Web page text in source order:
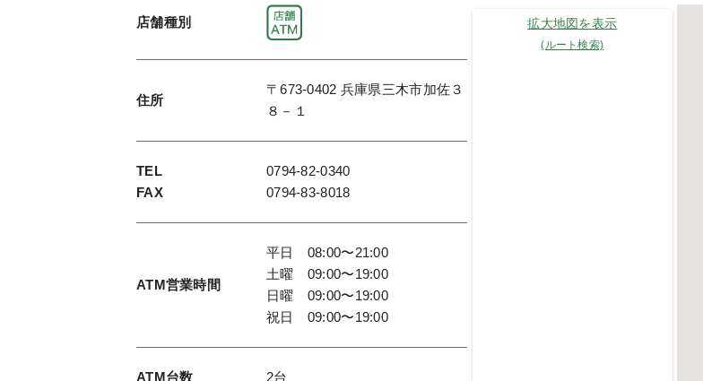
店舗種別
住所
〒673-0402 兵庫県三木市加佐３
８－１
TEL
FAX
0794-82-0340
0794-83-8018
ATM営業時間
平日 08:00〜21:00
土曜 09:00〜19:00
日曜 09:00〜19:00
祝日 09:00〜19:00
ATM台数 2台
拡大地図を表示
(ルート検索)